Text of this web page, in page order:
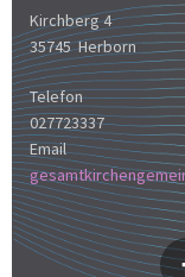
Kirchberg 4
35745 Herborn
Telefon
027723337
Email